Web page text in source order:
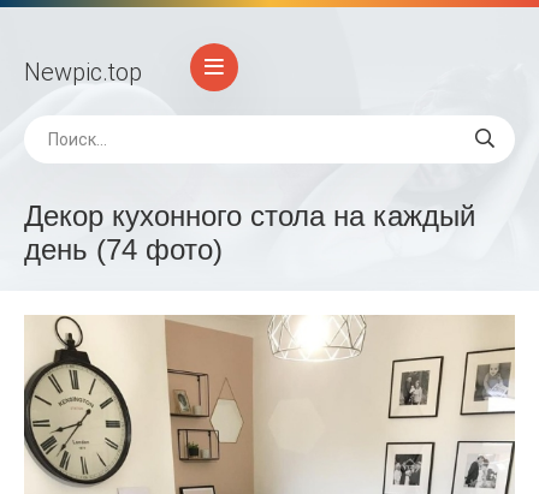
Newpic.top
Декор кухонного стола на каждый
день (74 фото)